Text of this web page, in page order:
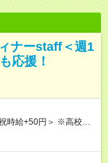
ナーstaff＜週1
応援！
。 ※最大12ヶ月の間